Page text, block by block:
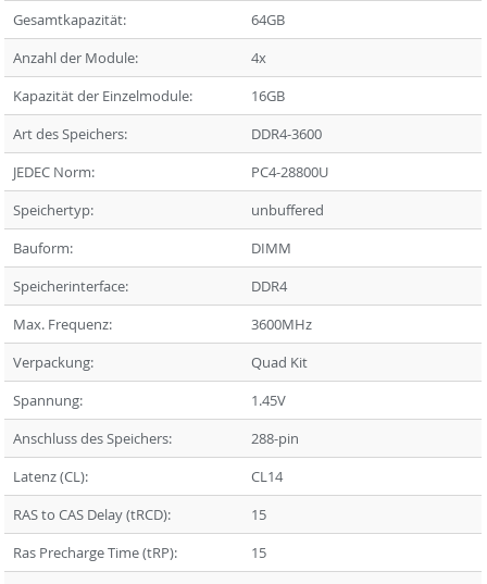
Gesamtkapazität:
64GB
Anzahl der Module:
4x
Kapazität der Einzelmodule:
16GB
Art des Speichers:
DDR4-3600
JEDEC Norm:
PC4-28800U
Speichertyp:
unbuffered
Bauform:
DIMM
Speicherinterface:
DDR4
Max. Frequenz:
3600MHz
Verpackung:
Quad Kit
Spannung:
1.45V
Anschluss des Speichers:
288-pin
Latenz (CL):
CL14
RAS to CAS Delay (tRCD):
15
Ras Precharge Time (tRP):
15